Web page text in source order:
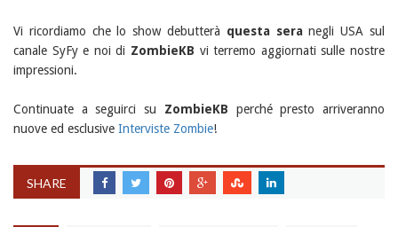
Vi ricordiamo che lo show debutterà questa seranegli USA sul
canale SyFy e noi di ZombieKB vi terremo aggiornati sulle nostre
impressioni.
Continuate a seguirci su ZombieKB perché presto arriveranno
nuove ed esclusive Interviste Zombie!
SHARE